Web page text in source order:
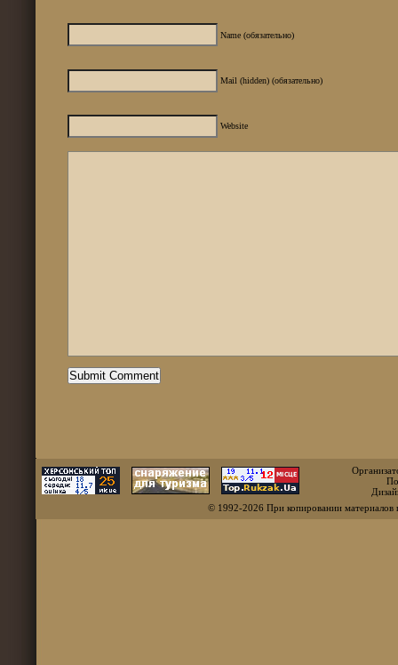
Name (обязательно)
Mail (hidden) (обязательно)
Website
© 1992-2026 При копировании материалов